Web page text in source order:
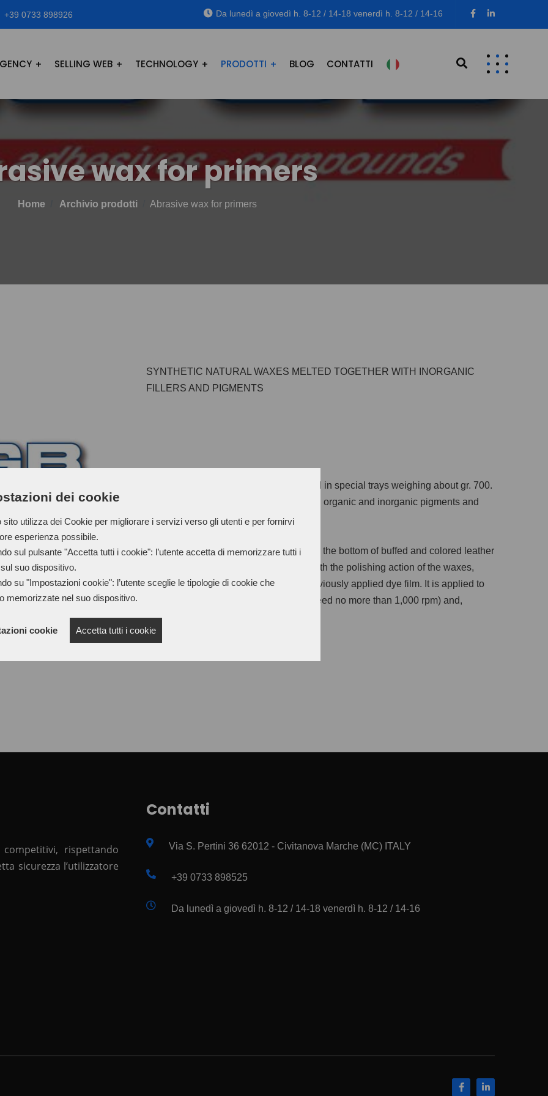
dei cookie
sito utilizza dei Cookie per migliorare i servizi verso gli utenti e per fornirvi
esperienza possibile.
sul pulsante "Accetta tutti i cookie": l’utente accetta di memorizzare tutti i
suo dispositivo.
su "Impostazioni cookie": l’utente sceglie le tipologie di cookie che
memorizzate nel suo dispositivo.
cookie Accetta tutti i cookie
+39 0733 898926 Da lunedì a giovedì h. 8-12 / 14-18 venerdì h. 8-12 / 14-16
SELLING WEB TECHNOLOGY PRODOTTI BLOG CONTATTI
wax for primers
Home Archivio prodotti Abrasive wax for primers
SYNTHETIC NATURAL WAXES MELTED TOGETHER WITH INORGANIC
FILLERS AND PIGMENTS
They are solid tiles of abrasive wax, sold in special trays weighing about gr. 700.
Formulated with precious natural waxes, organic and inorganic pigments and
very fine abrasives.
Mainly used as a smoothing abrasive for the bottom of buffed and colored leather
soles. The abrasive action, combined with the polishing action of the waxes,
equalizes and gives brilliance to the previously applied dye film. It is applied to
the rotating wire cloth (brush rotation speed no more than 1,000 rpm) and,
subsequently, the sole is demoulded.
rispettando
sicurezza l’utilizzatore
Contatti
Via S. Pertini 36 62012 - Civitanova Marche (MC) ITALY
+39 0733 898525
Da lunedì a giovedì h. 8-12 / 14-18 venerdì h. 8-12 / 14-16